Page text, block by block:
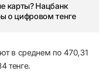
карты? Нацбанк
о цифровом тенге
в среднем по 470,31
тенге.